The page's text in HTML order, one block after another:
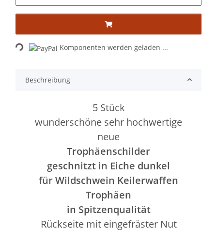
Loading... Komponenten werden geladen ...
Beschreibung
5 Stück
wunderschöne sehr hochwertige
neue
Trophäenschilder
geschnitzt in Eiche dunkel
für Wildschwein Keilerwaffen
Trophäen
in Spitzenqualität
Rückseite miteingefräster Nut